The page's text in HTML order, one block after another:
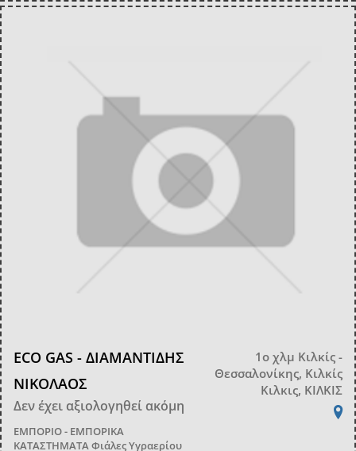
ECO GAS - ΔΙΑΜΑΝΤΙΔΗΣ
ΝΙΚΟΛΑΟΣ
Δεν έχει αξιολογηθεί ακόμη
ΕΜΠΟΡΙΟ - ΕΜΠΟΡΙΚΑ
ΚΑΤΑΣΤΗΜΑΤΑΦιάλες Υγραερίου
1ο χλμ Κιλκίς -
Θεσσαλονίκης, Κιλκίς
Κιλκις, ΚΙΛΚΙΣ